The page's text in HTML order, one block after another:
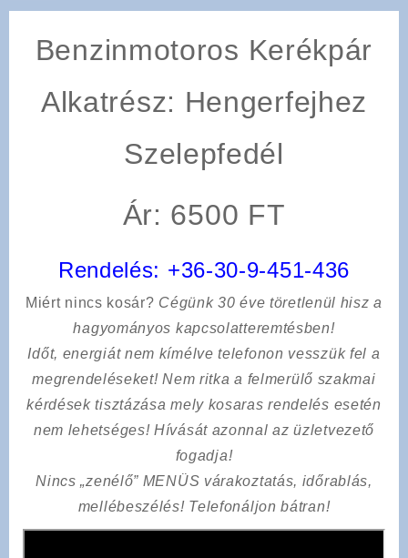
Benzinmotoros Kerékpár
Alkatrész: Hengerfejhez
Szelepfedél
Ár: 6500 FT
Rendelés: +36-30-9-451-436
Miért nincs kosár? Cégünk 30 éve töretlenül hisz a
hagyományos kapcsolatteremtésben!
Időt, energiát nem kímélvetelefonon vesszük fel a
megrendeléseket! Nem ritka a felmerülő szakmai
kérdések tisztázása mely kosaras rendelés esetén
nem lehetséges! Hívását azonnal az üzletvezető
fogadja!
Nincs „zenélő” MENÜS várakoztatás, időrablás,
mellébeszélés! Telefonáljon bátran!